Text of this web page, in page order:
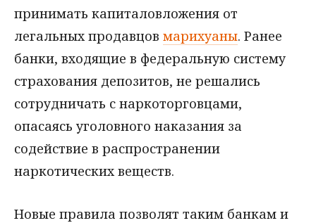
принимать капиталовложения от
легальных продавцов марихуаны. Ранее
банки, входящие в федеральную систему
страхования депозитов, не решались
сотрудничать с наркоторговцами,
опасаясь уголовного наказания за
содействие в распространении
наркотических веществ.
Новые правила позволят таким банкам и